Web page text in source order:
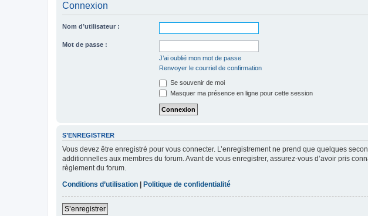
Connexion
Nom d’utilisateur :
Mot de passe :
J’ai oublié mon mot de passe
Renvoyer le courriel de confirmation
Se souvenir de moi
Masquer ma présence en ligne pour cette session
S’ENREGISTRER
Vous devez être enregistré pour vous connecter. L’enregistrement ne prend que quelques
additionnelles aux membres du forum. Avant de vous enregistrer, assurez-vous d’avoir pris
règlement du forum.
Conditions d’utilisation | Politique de confidentialité
S’enregistrer